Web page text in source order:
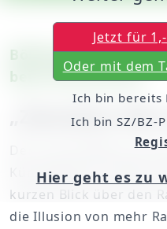
Böblingen: Die
beim Kunstverein
„Zwischen Ulk
Der rote Goldfisch auf
Künstlerhaus röchelt,
kurzen Blick über den
die Illusion von mehr
Jetzt für
Oder mit dem
Ich bin bereits
Ich bin SZ/BZ-
Hier geht es zu